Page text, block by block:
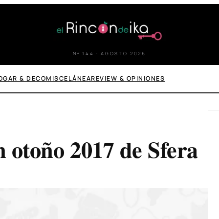
Nº 144 · AGOSTO 2026
& DECOMISCELÁNEAREVIEW & OPINIONES
2017 de Sfera